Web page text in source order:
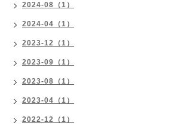
2024-08（1）
2024-04（1）
2023-12（1）
2023-09（1）
2023-08（1）
2023-04（1）
2022-12（1）